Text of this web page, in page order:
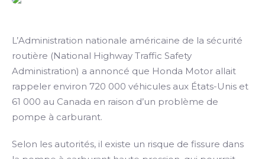
L’Administration nationale américaine de la sécurité
routière (National Highway Traffic Safety
Administration) a annoncé que Honda Motor allait
rappeler environ 720 000 véhicules aux États-Unis et
61 000 au Canada en raison d’un problème de
pompe à carburant.
Selon les autorités, il existe un risque de fissure dans